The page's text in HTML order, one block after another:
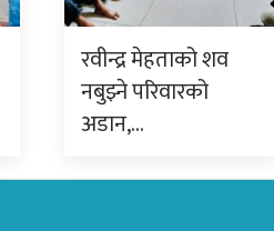
रवीन्द्र मेहताको शव
नबुझ्ने परिवारको
अडान,…